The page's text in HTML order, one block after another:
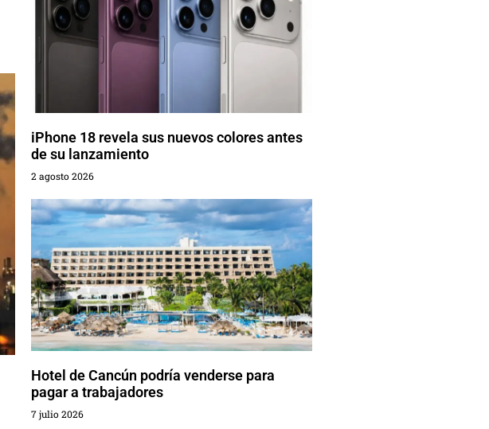
iPhone 18 revela sus nuevos colores antes
de su lanzamiento
2 agosto 2026
Hotel de Cancún podría venderse para
pagar a trabajadores
7 julio 2026